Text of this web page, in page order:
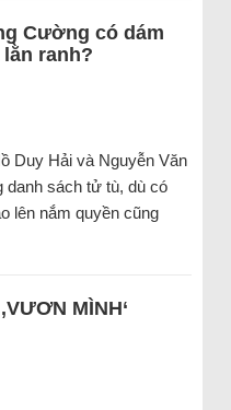
Cường có dám
ranh?
Duy Hải và Nguyễn Văn
sách tử tù, dù có
lên nắm quyền cũng
MÌNH‘